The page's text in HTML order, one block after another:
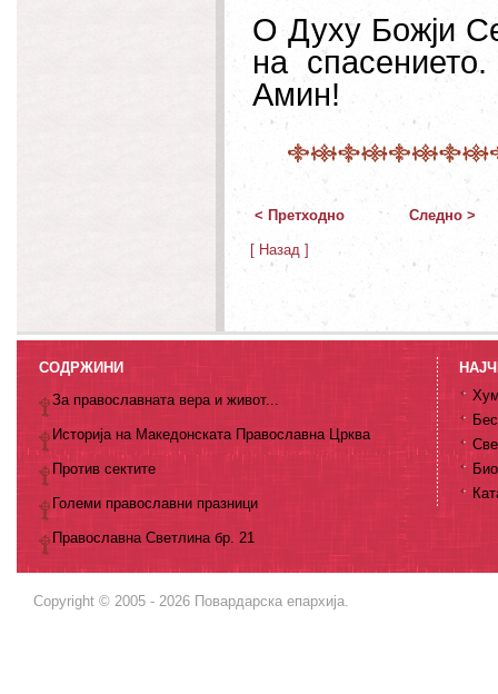
О Духу Божји
на
Амин!
< Претходно Следно >
[ Назад ]
СОДРЖИНИ
За православната вера и живот...
Историја на Македонската Православна Црква
Против сектите
Големи православни празници
Православна Светлина бр. 21
Copyright © 2005 - 2026 Повардарска епархија.